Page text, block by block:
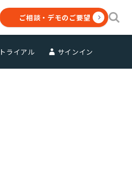
ご相談・デモのご要望
ライアル サインイン